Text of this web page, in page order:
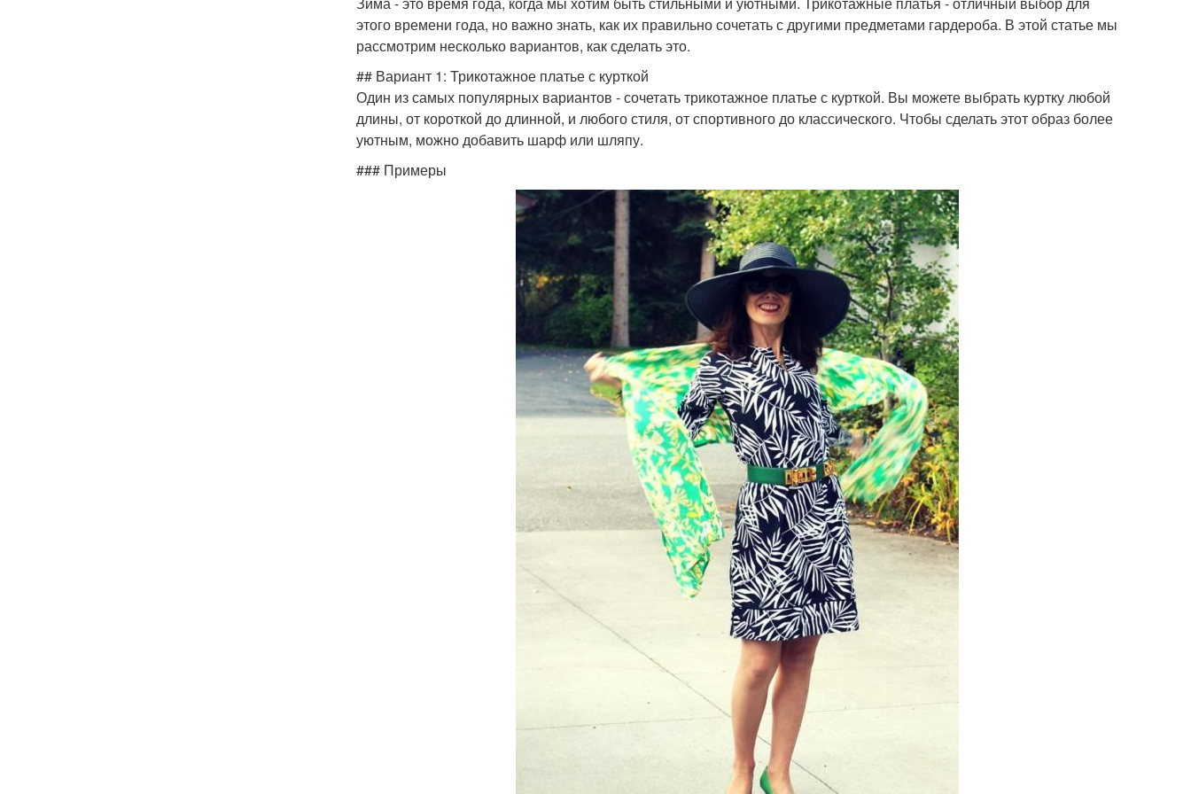
этого времени года, но важно знать, как их правильно сочетать с другими предметами гардероба. В этой статье мы
рассмотрим несколько вариантов, как сделать это.
## Вариант 1: Трикотажное платье с курткой
Один из самых популярных вариантов - сочетать трикотажное платье с курткой. Вы можете выбрать куртку любой
длины, от короткой до длинной, и любого стиля, от спортивного до классического. Чтобы сделать этот образ более
уютным, можно добавить шарф или шляпу.
### Примеры